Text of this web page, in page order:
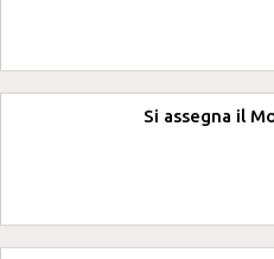
Si assegna il